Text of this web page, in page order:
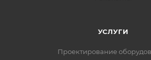
УСЛУГИ
Проектирование